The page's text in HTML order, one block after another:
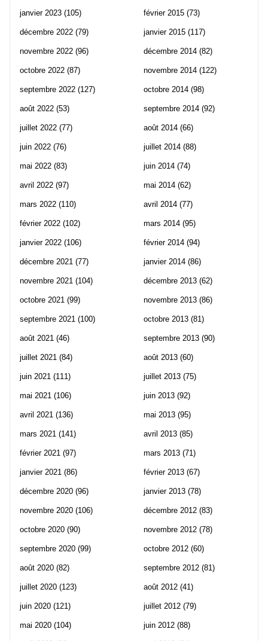
janvier 2023 (105)
décembre 2022 (79)
novembre 2022 (96)
octobre 2022 (87)
septembre 2022 (127)
août 2022 (53)
juillet 2022 (77)
juin 2022 (76)
mai 2022 (83)
avril 2022 (97)
mars 2022 (110)
février 2022 (102)
janvier 2022 (106)
décembre 2021 (77)
novembre 2021 (104)
octobre 2021 (99)
septembre 2021 (100)
août 2021 (46)
juillet 2021 (84)
juin 2021 (111)
mai 2021 (106)
avril 2021 (136)
mars 2021 (141)
février 2021 (97)
janvier 2021 (86)
décembre 2020 (96)
novembre 2020 (106)
octobre 2020 (90)
septembre 2020 (99)
août 2020 (82)
juillet 2020 (123)
juin 2020 (121)
mai 2020 (104)
février 2015 (73)
janvier 2015 (117)
décembre 2014 (82)
novembre 2014 (122)
octobre 2014 (98)
septembre 2014 (92)
août 2014 (66)
juillet 2014 (88)
juin 2014 (74)
mai 2014 (62)
avril 2014 (77)
mars 2014 (95)
février 2014 (94)
janvier 2014 (86)
décembre 2013 (62)
novembre 2013 (86)
octobre 2013 (81)
septembre 2013 (90)
août 2013 (60)
juillet 2013 (75)
juin 2013 (92)
mai 2013 (95)
avril 2013 (85)
mars 2013 (71)
février 2013 (67)
janvier 2013 (78)
décembre 2012 (83)
novembre 2012 (78)
octobre 2012 (60)
septembre 2012 (81)
août 2012 (41)
juillet 2012 (79)
juin 2012 (88)